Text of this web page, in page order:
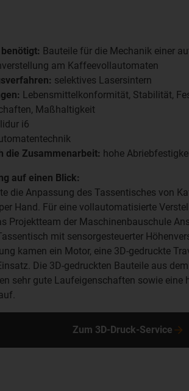
Bauteile für die Mechanik einer
am Kaffeevollautomaten
selektives Lasersintern
Lebensmittelkonformität, Stabilität,
Maßhaltigkeit
i6
die Zusammenarbeit: hohe
auf einen Blick:
die Anpassung des Tassentisches von
Hand. Für eine vollautomatisierte
Projektteam der Maschinenbauschule
mit sensorgesteuerter
kamen ein Motor, eine 3D-gedruckte
Die 3D-gedruckten Bauteile aus
sehr gute Laufeigenschaften sowie eine
Zum 3D-Druck-Service